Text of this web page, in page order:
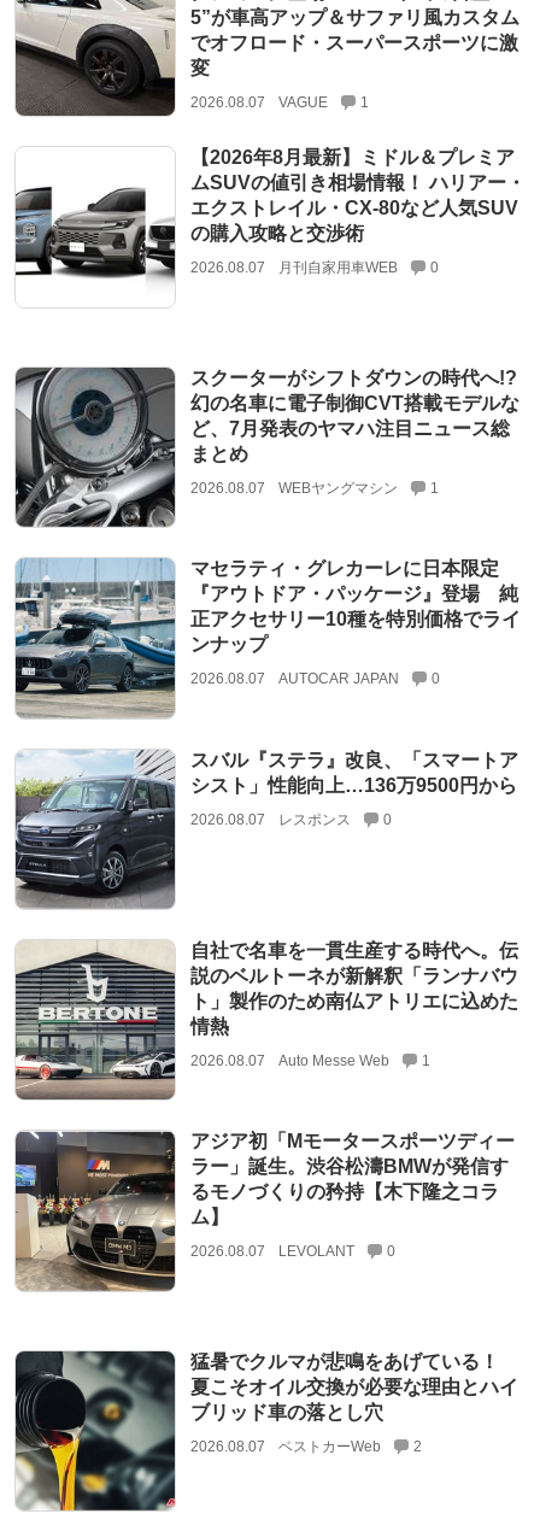
5”が車高アップ＆サファリ風カスタム
でオフロード・スーパースポーツに激
変
2026.08.07 VAGUE 1
【2026年8月最新】ミドル＆プレミア
ムSUVの値引き相場情報！ ハリアー・
エクストレイル・CX-80など人気SUV
の購入攻略と交渉術
2026.08.07 月刊自家用車WEB 0
スクーターがシフトダウンの時代へ!?
幻の名車に電子制御CVT搭載モデルな
ど、7月発表のヤマハ注目ニュース総
まとめ
2026.08.07 WEBヤングマシン 1
マセラティ・グレカーレに日本限定
『アウトドア・パッケージ』登場 純
正アクセサリー10種を特別価格でライ
ンナップ
2026.08.07 AUTOCAR JAPAN 0
スバル『ステラ』改良、「スマートア
シスト」性能向上…136万9500円から
2026.08.07 レスポンス 0
自社で名車を一貫生産する時代へ。伝
説のベルトーネが新解釈「ランナバウ
ト」製作のため南仏アトリエに込めた
情熱
2026.08.07 Auto Messe Web 1
アジア初「Mモータースポーツディー
ラー」誕生。渋谷松濤BMWが発信す
るモノづくりの矜持【木下隆之コラ
ム】
2026.08.07 LEVOLANT 0
猛暑でクルマが悲鳴をあげている！
夏こそオイル交換が必要な理由とハイ
ブリッド車の落とし穴
2026.08.07 ベストカーWeb 2